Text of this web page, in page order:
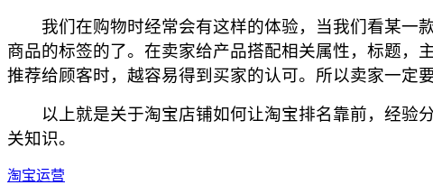
我们在购物时经常会有这样的体验，当我们看某一款
商品的标签的了。在卖家给产品搭配相关属性，标题，
推荐给顾客时，越容易得到买家的认可。所以卖家一定
以上就是关于淘宝店铺如何让淘宝排名靠前，经验分
关知识。
淘宝运营